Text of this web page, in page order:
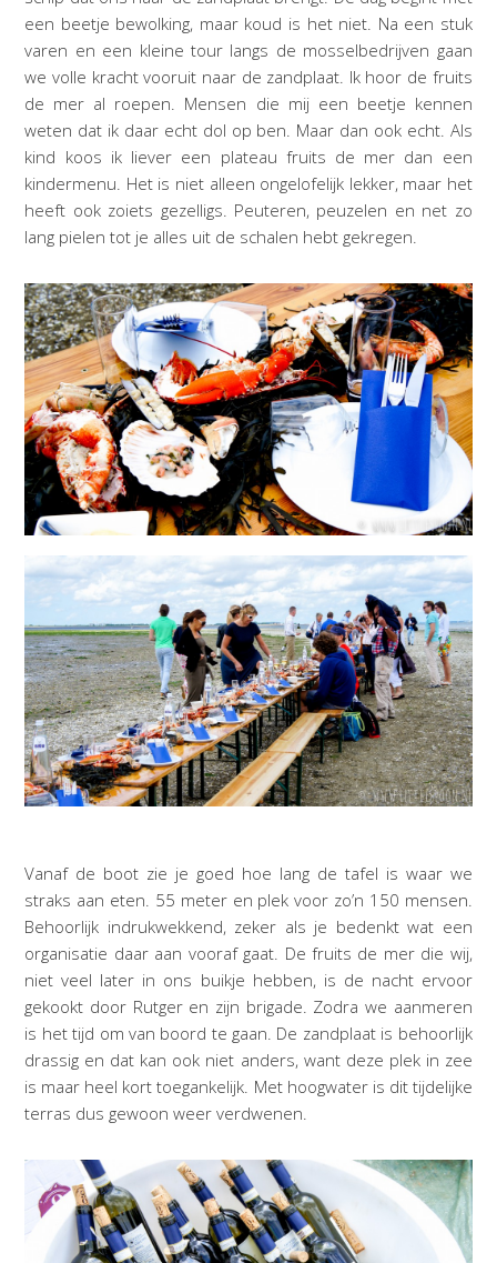
een beetje bewolking, maar koud is het niet. Na een stuk
varen en een kleine tour langs de mosselbedrijven gaan
we volle kracht vooruit naar de zandplaat. Ik hoor de fruits
de mer al roepen. Mensen die mij een beetje kennen
weten dat ik daar echt dol op ben. Maar dan ook echt. Als
kind koos ik liever een plateau fruits de mer dan een
kindermenu. Het is niet alleen ongelofelijk lekker, maar het
heeft ook zoiets gezelligs. Peuteren, peuzelen en net zo
lang pielen tot je alles uit de schalen hebt gekregen.
Vanaf de boot zie je goed hoe lang de tafel is waar we
straks aan eten. 55 meter en plek voor zo’n 150 mensen.
Behoorlijk indrukwekkend, zeker als je bedenkt wat een
organisatie daar aan vooraf gaat. De fruits de mer die wij,
niet veel later in ons buikje hebben, is de nacht ervoor
gekookt door Rutger en zijn brigade. Zodra we aanmeren
is het tijd om van boord te gaan. De zandplaat is behoorlijk
drassig en dat kan ook niet anders, want deze plek in zee
is maar heel kort toegankelijk. Met hoogwater is dit tijdelijke
terras dus gewoon weer verdwenen.